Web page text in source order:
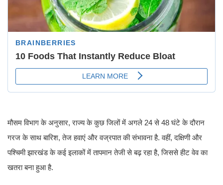
मौसम विभाग के अनुसार, राज्य के कुछ जिलों में अगले 24 से 48 घंटे के दौरान
गरज के साथ बारिश, तेज हवाएं और वज्रपात की संभावना है. वहीं, दक्षिणी और
पश्चिमी झारखंड के कई इलाकों में तापमान तेजी से बढ़ रहा है, जिससे हीट वेव का
खतरा बना हुआ है.